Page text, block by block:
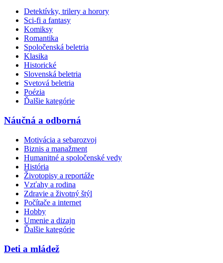
Detektívky, trilery a horory
Sci-fi a fantasy
Komiksy
Romantika
Spoločenská beletria
Klasika
Historické
Slovenská beletria
Svetová beletria
Poézia
Ďalšie kategórie
Náučná a odborná
Motivácia a sebarozvoj
Biznis a manažment
Humanitné a spoločenské vedy
História
Životopisy a reportáže
Vzťahy a rodina
Zdravie a životný štýl
Počítače a internet
Hobby
Umenie a dizajn
Ďalšie kategórie
Deti a mládež